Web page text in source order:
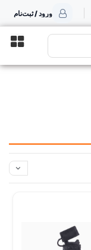
ورود / ثبت‌نام